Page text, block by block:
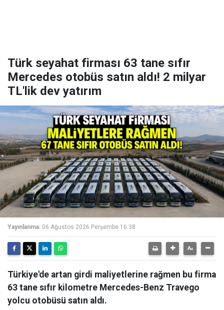
Türk seyahat firması 63 tane sıfır
Mercedes otobüs satın aldı! 2 milyar
TL'lik dev yatırım
Yayınlanma: 06 Ağustos 2026 Perşembe 16:38
Türkiye'de artan girdi maliyetlerine rağmen bu firma
63 tane sıfır kilometre Mercedes-Benz Travego
yolcu otobüsü satın aldı.